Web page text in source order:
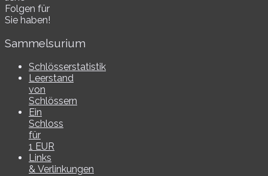
Folgen für
Sie haben!
Sammelsurium
Schlösserstatistik
Leerstand
von
Schlössern
Ein
Schloss
für
1 EUR
Links
& Verlinkungen